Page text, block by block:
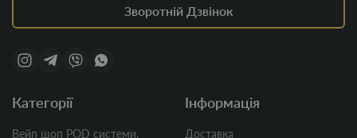
Зворотній Дзвінок
Категорії
Вейп шоп POD системи,
Інформація
Доставка